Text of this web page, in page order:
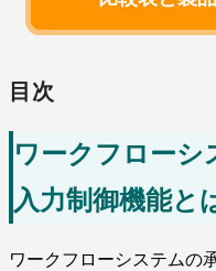
目次
ワークフローシ
入力制御機能と
ワークフローシステムの